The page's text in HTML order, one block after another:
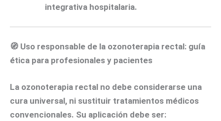
integrativa hospitalaria.
🧭 Uso responsable de la ozonoterapia rectal: guía
ética para profesionales y pacientes
La ozonoterapia rectal no debe considerarse una
cura universal, ni sustituir tratamientos médicos
convencionales. Su aplicación debe ser: